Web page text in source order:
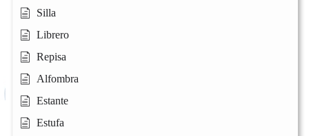
Silla
Librero
Repisa
Alfombra
Estante
Estufa